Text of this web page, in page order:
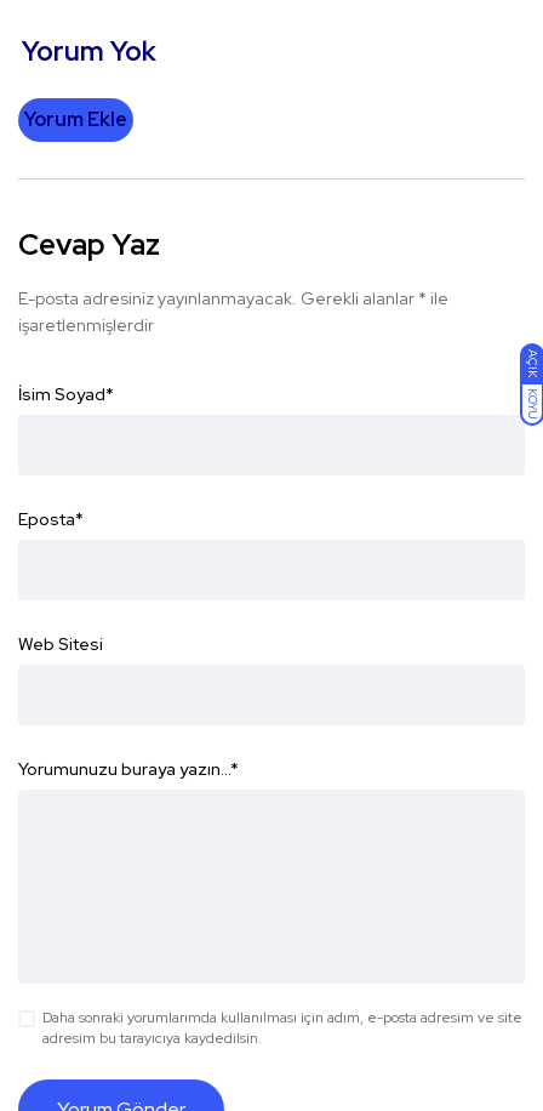
AÇIK
KOYU
Yorum Yok
Yorum Ekle
Cevap Yaz
E-posta adresiniz yayınlanmayacak. Gerekli alanlar * ile
işaretlenmişlerdir
İsim Soyad*
Eposta*
Web Sitesi
Yorumunuzu buraya yazın...*
Daha sonraki yorumlarımda kullanılması için adım, e-posta adresim ve site
adresim bu tarayıcıya kaydedilsin.